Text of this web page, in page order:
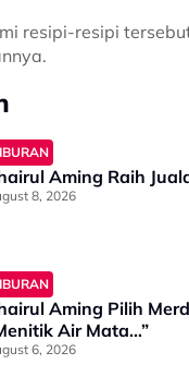
resipi-resipi
Aming Raih
8, 2026
Aming Pilih
Air Mata…”
6, 2026